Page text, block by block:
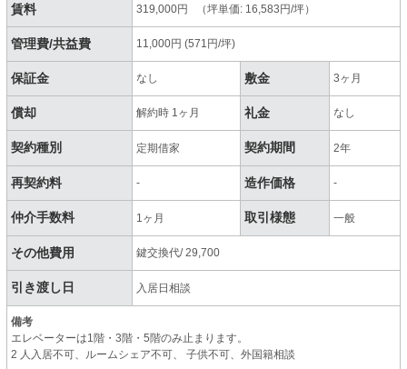
賃料 319,000円 （坪単価: 16,583円/坪）
管理費/共益費 11,000円 (571円/坪)
保証金 なし 敷金 3ヶ月
償却 解約時 1ヶ月 礼金 なし
契約種別 定期借家 契約期間 2年
再契約料 - 造作価格 -
仲介手数料 1ヶ月 取引様態 一般
その他費用 鍵交換代/ 29,700
引き渡し日 入居日相談
備考
エレベーターは1階・3階・5階のみ止まります。
2 人入居不可、ルームシェア不可、 子供不可、外国籍相談